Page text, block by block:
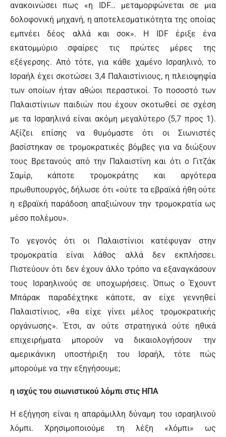
ανακοινώσει πως «η IDF… μεταμορφώνεται σε μια
δολοφονική μηχανή, η αποτελεσματικότητα της οποίας
εμπνέει δέος αλλά και σοκ». Η IDF έριξε ένα
εκατομμύριο σφαίρες τις πρώτες μέρες της
εξέγερσης. Από τότε, για κάθε χαμένο Ισραηλινό, το
Ισραήλ έχει σκοτώσει 3,4 Παλαιστίνιους, η πλειοψηφία
των οποίων ήταν αθώοι περαστικοί. Το ποσοστό των
Παλαιστίνιων παιδιών που έχουν σκοτωθεί σε σχέση
με τα Ισραηλινά είναι ακόμη μεγαλύτερο (5,7 προς 1).
Αξίζει επίσης να θυμόμαστε ότι οι Σιωνιστές
βασίστηκαν σε τρομοκρατικές βόμβες για να διώξουν
τους Βρετανούς από την Παλαιστίνη και ότι ο Γιτζάκ
Σαμίρ, κάποτε τρομοκράτης και αργότερα
πρωθυπουργός, δήλωσε ότι «ούτε τα εβραϊκά ήθη ούτε
η εβραϊκή παράδοση απαξιώνουν την τρομοκρατία ως
μέσο πολέμου».
Το γεγονός ότι οι Παλαιστίνιοι κατέφυγαν στην
τρομοκρατία είναι λάθος αλλά δεν εκπλήσσει.
Πιστεύουν ότι δεν έχουν άλλο τρόπο να εξαναγκάσουν
τους Ισραηλινούς σε υποχωρήσεις. Όπως ο Έχουντ
Μπάρακ παραδέχτηκε κάποτε, αν είχε γεννηθεί
Παλαιστίνιος, «θα είχε γίνει μέλος τρομοκρατικής
οργάνωσης». Έτσι, αν ούτε στρατηγικά ούτε ηθικά
επιχειρήματα μπορούν να δικαιολογήσουν την
αμερικάνικη υποστήριξη του Ισραήλ, τότε πώς
μπορούμε να την εξηγήσουμε;
η ισχύς του σιωνιστικού λόμπι στις ΗΠΑ
Η εξήγηση είναι η απαράμιλλη δύναμη του ισραηλινού
λόμπι. Χρησιμοποιούμε τη λέξη «λόμπι» ως